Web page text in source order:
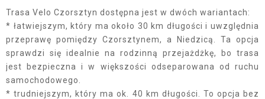
Trasa Velo Czorsztyn dostępna jest w dwóch wariantach:
* łatwiejszym, który ma około 30 km długości i uwzględnia
przeprawę pomiędzy Czorsztynem, a Niedzicą. Ta opcja
sprawdzi się idealnie na rodzinną przejażdżkę, bo trasa
jest bezpieczna i w większości odseparowana od ruchu
samochodowego.
* trudniejszym, który ma ok. 40 km długości. To opcja bez